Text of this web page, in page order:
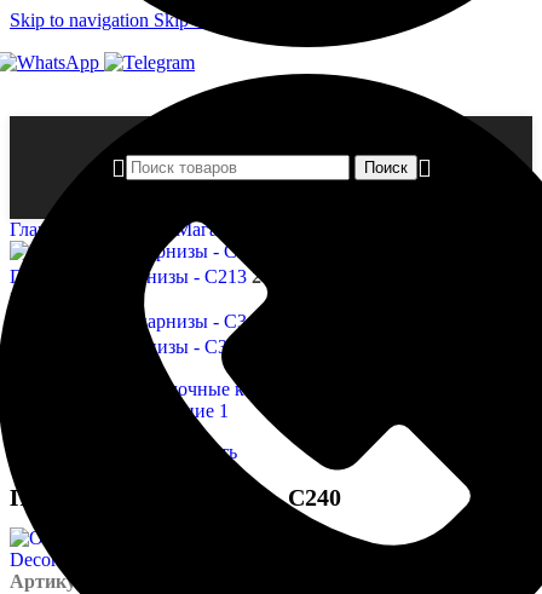
Skip to navigation Skip to main content
Поиск
Главная страница Магазин
Потолочные карнизы - C2132 462,00
Назад к товарам
Потолочные карнизы - C341
Нажмите, чтобы увеличить
Потолочные карнизы — C240
Артикул: